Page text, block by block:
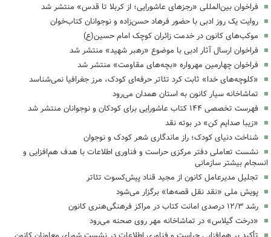
فراخوان بین‌المللی «رجزهای عاشورایی؛ از کربلا تا قدس» منتشر شد
روایت یک روز ادبی با حضور فرهاد حسن‌زاده و نوجوانان کتاب‌خوان
موکب‌های کانون در خدمت زائران کوچک امام حسین(ع)
فراخوان ارسال آثار ادبی با موضوع «رهبر شهید» منتشر شد
فراخوان چهارمین مهرواره «بچه‌های مقاومت» منتشر شد
«کلوچه‌های خدا» ثابت کرد تئاتر حرفه‌ای کودک، مرز جغرافیا نمی‌شناسد
تماشاخانه سیار کانون به استان همدان می‌رود
فهرست تخصصی ۱۴۴ کتاب عاشورایی برای کودکان و نوجوانان منتشر شد
«زیبا صدایم کن» در بوته نقد
شناخت دنیای کودک؛ راز ماندگاری شعر کودک و نوجوان
نشست تعاملی دفتر مرکزی حراست و فناوری اطلاعات با هدف هم‌افزایی و
انسجام بیشتر سازمانی
تجلیل مدیرعامل کانون از مجید قناد پیش‌کسوت تئاتر
پویش ملی «نقد نقل قصه‌ها» برگزار می‌شود
رشد ۱۲/۳ درصدی امانت کتاب در مراکز فرهنگی‌هنری کانون
«درخت گیلاس» در تماشاخانه مهر روی صحنه می‌رود